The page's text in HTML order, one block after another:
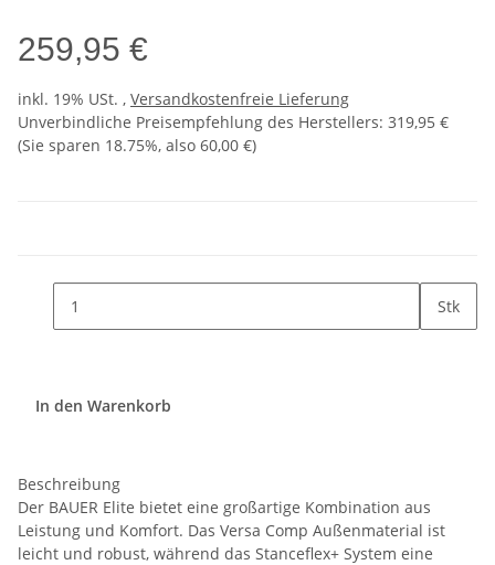
259,95 €
inkl. 19% USt. , Versandkostenfreie Lieferung
Unverbindliche Preisempfehlung des Herstellers: 319,95 €
(Sie sparen 18.75%, also 60,00 €)
Stk
In den Warenkorb
Beschreibung
Der BAUER Elite bietet eine großartige Kombination aus
Leistung und Komfort. Das Versa Comp Außenmaterial ist
leicht und robust, während das Stanceflex+ System eine